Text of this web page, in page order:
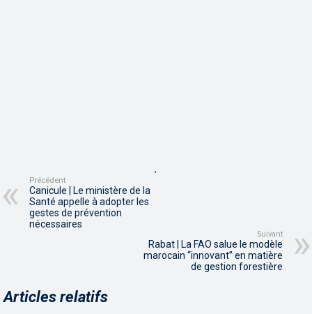
Précédent
Canicule | Le ministère de la
Santé appelle à adopter les
gestes de prévention
nécessaires
Suivant
Rabat | La FAO salue le modèle
marocain “innovant” en matière
de gestion forestière
Articles relatifs